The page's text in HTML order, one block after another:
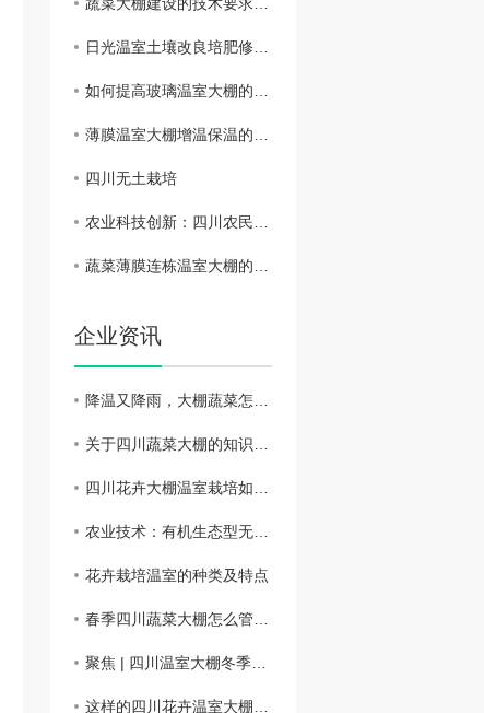
蔬菜大棚建设的技术要求和方法
日光温室土壤改良培肥修复技术
如何提高玻璃温室大棚的日光照射？
薄膜温室大棚增温保温的措施
四川无土栽培
农业科技创新：四川农民掀起无土栽培热潮
蔬菜薄膜连栋温室大棚的降湿管理
企业资讯
降温又降雨，大棚蔬菜怎么管？做好4点，..安全度过风险期
关于四川蔬菜大棚的知识介绍
四川花卉大棚温室栽培如何管理？大棚养殖花卉的好处
农业技术：有机生态型无土栽培有哪些特点？
花卉栽培温室的种类及特点
春季四川蔬菜大棚怎么管理？
聚焦 | 四川温室大棚冬季增温18种妙招！
这样的​四川花卉温室大棚想要吗？